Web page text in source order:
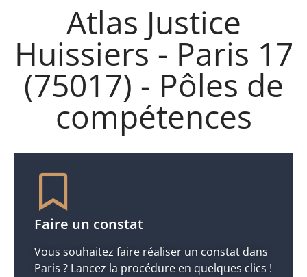
Atlas Justice
Huissiers - Paris 17
(75017) - Pôles de
compétences
Faire un constat
Vous souhaitez faire réaliser un constat dans
Paris ? Lancez la procédure en quelques clics !